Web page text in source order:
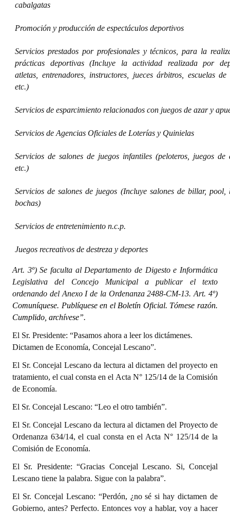
cabalgatas
Promoción y producción de espectáculos deportivos
Servicios prestados por profesionales y técnicos, para la
prácticas deportivas (Incluye la actividad realizada por
atletas, entrenadores, instructores, jueces árbitros, escuelas de
etc.)
Servicios de esparcimiento relacionados con juegos de azar y
Servicios de Agencias Oficiales de Loterías y Quinielas
Servicios de salones de juegos infantiles (peloteros, juegos de
etc.)
Servicios de salones de juegos (Incluye salones de billar, pool,
bochas)
Servicios de entretenimiento n.c.p.
Juegos recreativos de destreza y deportes
Art. 3º) Se faculta al Departamento de Digesto e Informática
Legislativa del Concejo Municipal a publicar el texto
ordenando del Anexo I de la Ordenanza 2488-CM-13. Art. 4º)
Comuníquese. Publíquese en el Boletín Oficial. Tómese razón.
Cumplido, archívese”.
El Sr. Presidente: “Pasamos ahora a leer los dictámenes.
Dictamen de Economía, Concejal Lescano”.
El Sr. Concejal Lescano da lectura al dictamen del proyecto en
tratamiento, el cual consta en el Acta N° 125/14 de la Comisión
de Economía.
El Sr. Concejal Lescano: “Leo el otro también”.
El Sr. Concejal Lescano da lectura al dictamen del Proyecto de
Ordenanza 634/14, el cual consta en el Acta N° 125/14 de la
Comisión de Economía.
El Sr. Presidente: “Gracias Concejal Lescano. Si, Concejal
Lescano tiene la palabra. Sigue con la palabra”.
El Sr. Concejal Lescano: “Perdón, ¿no sé si hay dictamen de
Gobierno, antes? Perfecto. Entonces voy a hablar, voy a hacer